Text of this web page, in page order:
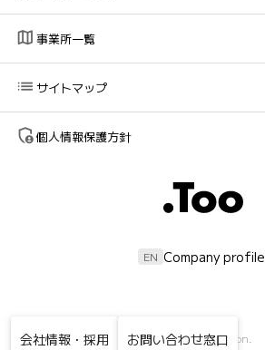
map 事業所一覧
list サイトマップ
admin_panel_settings個人情報保護方針
EN Company profile
会社情報・採用 お問い合わせ窓口
© Too Corporation.